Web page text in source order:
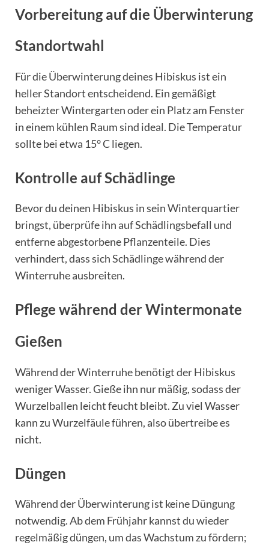
Vorbereitung auf die Überwinterung
Standortwahl
Für die Überwinterung deines Hibiskus ist ein
heller Standort entscheidend. Ein gemäßigt
beheizter Wintergarten oder ein Platz am Fenster
in einem kühlen Raum sind ideal. Die Temperatur
sollte bei etwa 15° C liegen.
Kontrolle auf Schädlinge
Bevor du deinen Hibiskus in sein Winterquartier
bringst, überprüfe ihn auf Schädlingsbefall und
entferne abgestorbene Pflanzenteile. Dies
verhindert, dass sich Schädlinge während der
Winterruhe ausbreiten.
Pflege während der Wintermonate
Gießen
Während der Winterruhe benötigt der Hibiskus
weniger Wasser. Gieße ihn nur mäßig, sodass der
Wurzelballen leicht feucht bleibt. Zu viel Wasser
kann zu Wurzelfäule führen, also übertreibe es
nicht.
Düngen
Während der Überwinterung ist keine Düngung
notwendig. Ab dem Frühjahr kannst du wieder
regelmäßig düngen, um das Wachstum zu fördern;